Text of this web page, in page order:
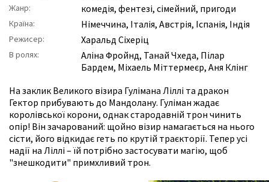
Жанр: комедія, фентезі, сімейний, пригоди
Країна: Німеччина, Італія, Австрія, Іспанія, Індія
Режисер: Харальд Сіхеріц
В ролях: Аліна Фройнд, Танай Чхеда, Пілар
Бардем, Міхаель Міттермеєр, Аня Клінг
На заклик Великого візира Гулімана Ліллі та дракон
Гектор прибувають до Мандолану. Гуліман жадає
королівської корони, однак стародавній трон чинить
опір! Він зачарований: щойно візир намагається на нього
сісти, його відкидає геть по крутій траєкторії. Тепер усі
надії на Ліллі – їй потрібно застосувати магію, щоб
"знешкодити" примхливий трон.